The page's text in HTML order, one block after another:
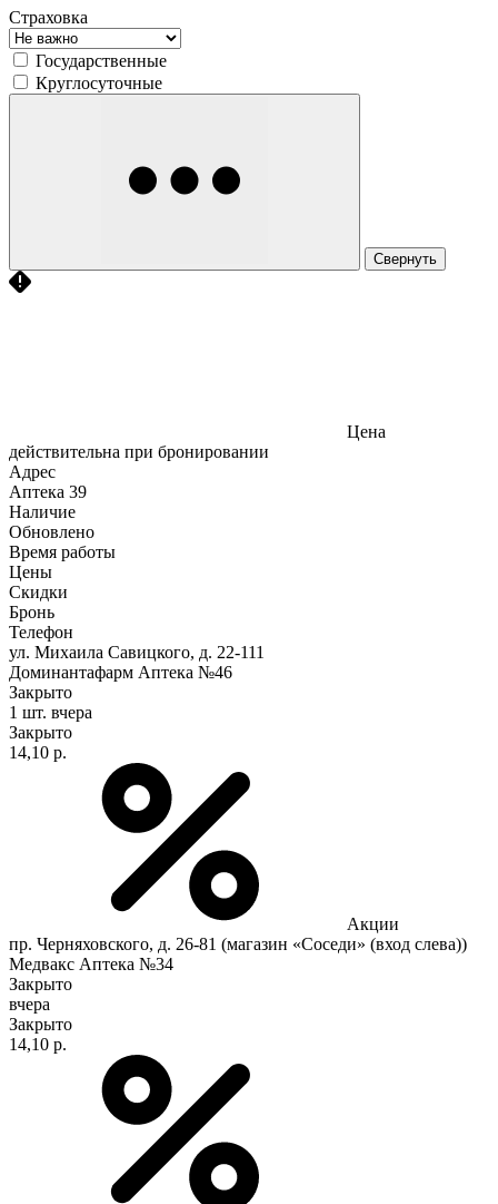
Страховка
Государственные
Круглосуточные
Свернуть
Цена
действительна при бронировании
Адрес
Аптека 39
Наличие
Обновлено
Время работы
Цены
Скидки
Бронь
Телефон
ул. Михаила Савицкого, д. 22-111
Доминантафарм Аптека №46
Закрыто
1 шт. вчера
Закрыто
14,10 р.
Акции
пр. Черняховского, д. 26-81 (магазин «Соседи» (вход слева))
Медвакс Аптека №34
Закрыто
вчера
Закрыто
14,10 р.